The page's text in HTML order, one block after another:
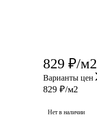
829 ₽/м2
Варианты цен
829 ₽/м2
Нет в наличии